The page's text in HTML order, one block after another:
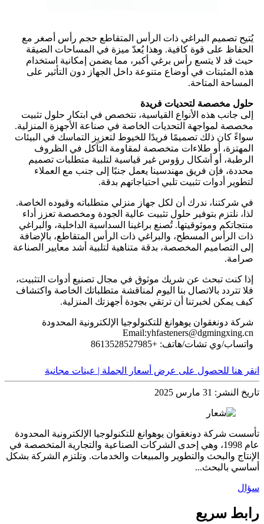
يُتيح تصميم البراغي ذات الرأس المتقاطع حجم رأس أصغر مع
الحفاظ على قوة كافية. وهذا يُعدّ ميزة في المساحات الضيقة
حيث قد لا يتسع رأس برغي أكبر، مما يضمن إمكانية استخدام
هذه المثبتات في أوضاع متنوعة داخل الجهاز دون التأثير على
المساحة المتاحة.
حلول مخصصة لتحديات فريدة
إلى جانب هذه الأنواع القياسية، نتخصص في ابتكار حلول تثبيت
مخصصة لمواجهة التحديات الخاصة في صناعة الأجهزة المنزلية.
سواءً كان ذلك تصميمًا فريدًا للخيوط لتعزيز التماسك في البيئات
المهتزة، أو طلاءات متخصصة لمقاومة التآكل في الظروف
الرطبة، أو أشكال رؤوس غير قياسية لتلبية متطلبات تصميم
محددة، فإن فريق مهندسينا يعمل جنبًا إلى جنب مع العملاء
لتطوير أدوات تثبيت تلبي احتياجاتهم بدقة.
في شركتنا، ندرك أن لكل جهاز منزلي متطلباته وقيوده الخاصة.
لذا، نلتزم بتوفير حلول تثبيت عالية الجودة ومخصصة تعزز أداء
منتجاتكم وموثوقيتها. تُصنع براغينا السداسية الداخلية، والبراغي
ذات الرأس المسطح، والبراغي ذات الرأس المتقاطع، بالإضافة
إلى التصاميم المخصصة، بدقة متناهية لتلبية أشد معايير الصناعة
صرامة.
إذا كنت تبحث عن شريك موثوق في مجال تصنيع أدوات التثبيت،
فلا تتردد بالاتصال بنا اليوم لمناقشة متطلباتك الخاصة واكتشاف
كيف يمكن لخبرتنا أن ترتقي بجودة أجهزتك المنزلية.
شركة دونغقوان يوهوانغ للتكنولوجيا الإلكترونية المحدودة
Email:yhfasteners@dgmingxing.cn
واتساب/وي تشات/هاتف: +8613528527985
انقر هنا للحصول على عرض أسعار الجملة | عينات مجانية
تاريخ النشر: 31 مارس 2025
تأسست شركة دونغقوان يوهوانغ للتكنولوجيا الإلكترونية المحدودة
عام 1998، وهي إحدى الشركات الصناعية والتجارية المتخصصة في
الإنتاج والبحث والتطوير والمبيعات والخدمات. وتلتزم الشركة بشكل
أساسي بالبحث...
سؤال
رابط سريع